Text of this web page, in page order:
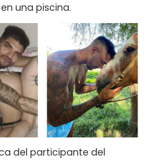
en una piscina.
del participante del